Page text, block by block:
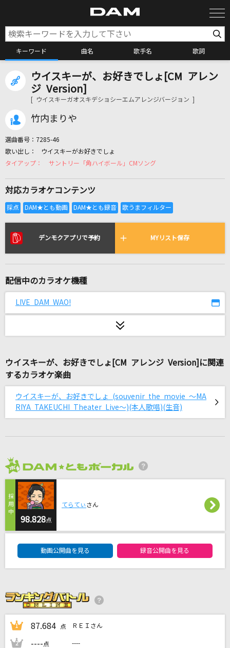
キーワード 曲名 歌手名 歌詞
カラオケ検索
カラオケリクエスト
リアルタイムで歌われている曲の一覧
[生音]青と夏
モエチャッカファイア
ソナーポケット(Sonar Pocket)
Driving All Night
尾崎豊
[生音]Be...
Ms.OOJA
OMG!
ALPHA DRIVE ONE
最初はキュン！
back number
もっと見る
ウイスキーが、お好きでしょ[CM アレン
ジ Version]
[ ウイスキーガオスキデショシーエムアレンジバージョン ]
竹内まりや
選曲番号： 7285-46
ウイスキーがお好きでしょ
サントリー「角ハイボール」CMソング
対応カラオケコンテンツ
デンモクアプリで予約 MYリスト保存
配信中のカラオケ機種
LIVE DAM WAO!
ウイスキーが、お好きでしょ[CM アレンジ Version]に関連
するカラオケ楽曲
ウイスキーが、お好きでしょ (souvenir the movie ～MA
RIYA TAKEUCHI Theater Live～)(本人歌唱)(生音)
98.828点
てらてぃ さん
動画公開曲を見る 録音公開曲を見る
1 87.684 点 ＲＥＩさん
2 ----点 ----